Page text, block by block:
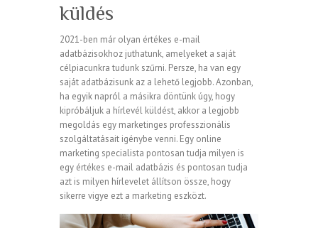
küldés
2021-ben már olyan értékes e-mail
adatbázisokhoz juthatunk, amelyeket a saját
célpiacunkra tudunk szűrni. Persze, ha van egy
saját adatbázisunk az a lehető legjobb. Azonban,
ha egyik napról a másikra döntünk úgy, hogy
kipróbáljuk a hírlevél küldést, akkor a legjobb
megoldás egy marketinges professzionális
szolgáltatásait igénybe venni. Egy online
marketing specialista pontosan tudja milyen is
egy értékes e-mail adatbázis és pontosan tudja
azt is milyen hírlevelet állítson össze, hogy
sikerre vigye ezt a marketing eszközt.